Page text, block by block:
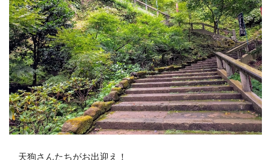
天狗さんたちがお出迎え！